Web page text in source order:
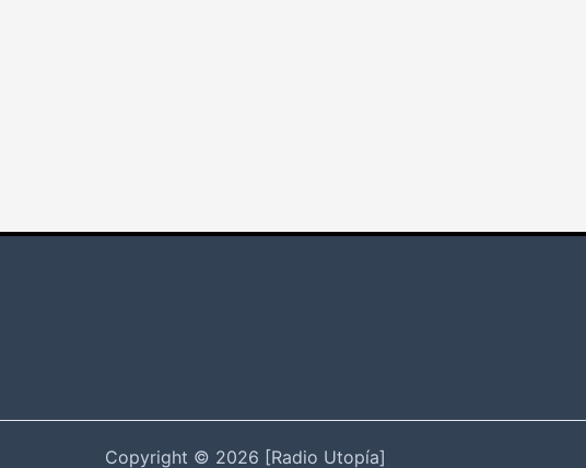
Copyright © 2026 [Radio Utopía]